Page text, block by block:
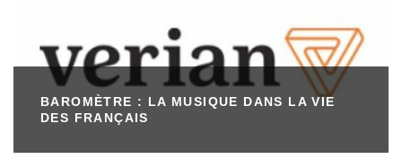
BAROMÈTRE : LA MUSIQUE DANS LA VIE
DES FRANÇAIS